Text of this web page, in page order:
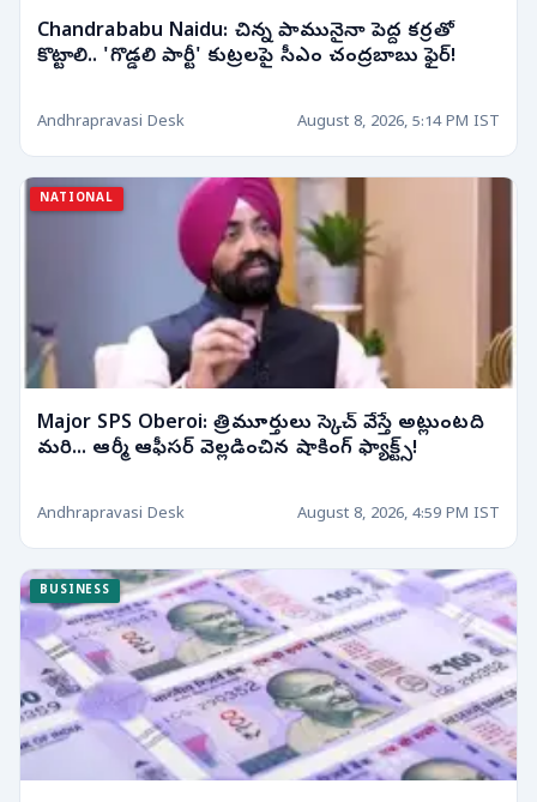
Chandrababu Naidu: చిన్న పామునైనా పెద్ద కర్రతో
కొట్టాలి.. 'గొడ్డలి పార్టీ' కుట్రలపై సీఎం చంద్రబాబు ఫైర్!
Andhrapravasi Desk August 8, 2026, 5:14 PM IST
NATIONAL
Major SPS Oberoi: త్రిమూర్తులు స్కెచ్ వేస్తే అట్లుంటది
మరి... ఆర్మీ ఆఫీసర్ వెల్లడించిన షాకింగ్ ఫ్యాక్ట్స్!
Andhrapravasi Desk August 8, 2026, 4:59 PM IST
BUSINESS